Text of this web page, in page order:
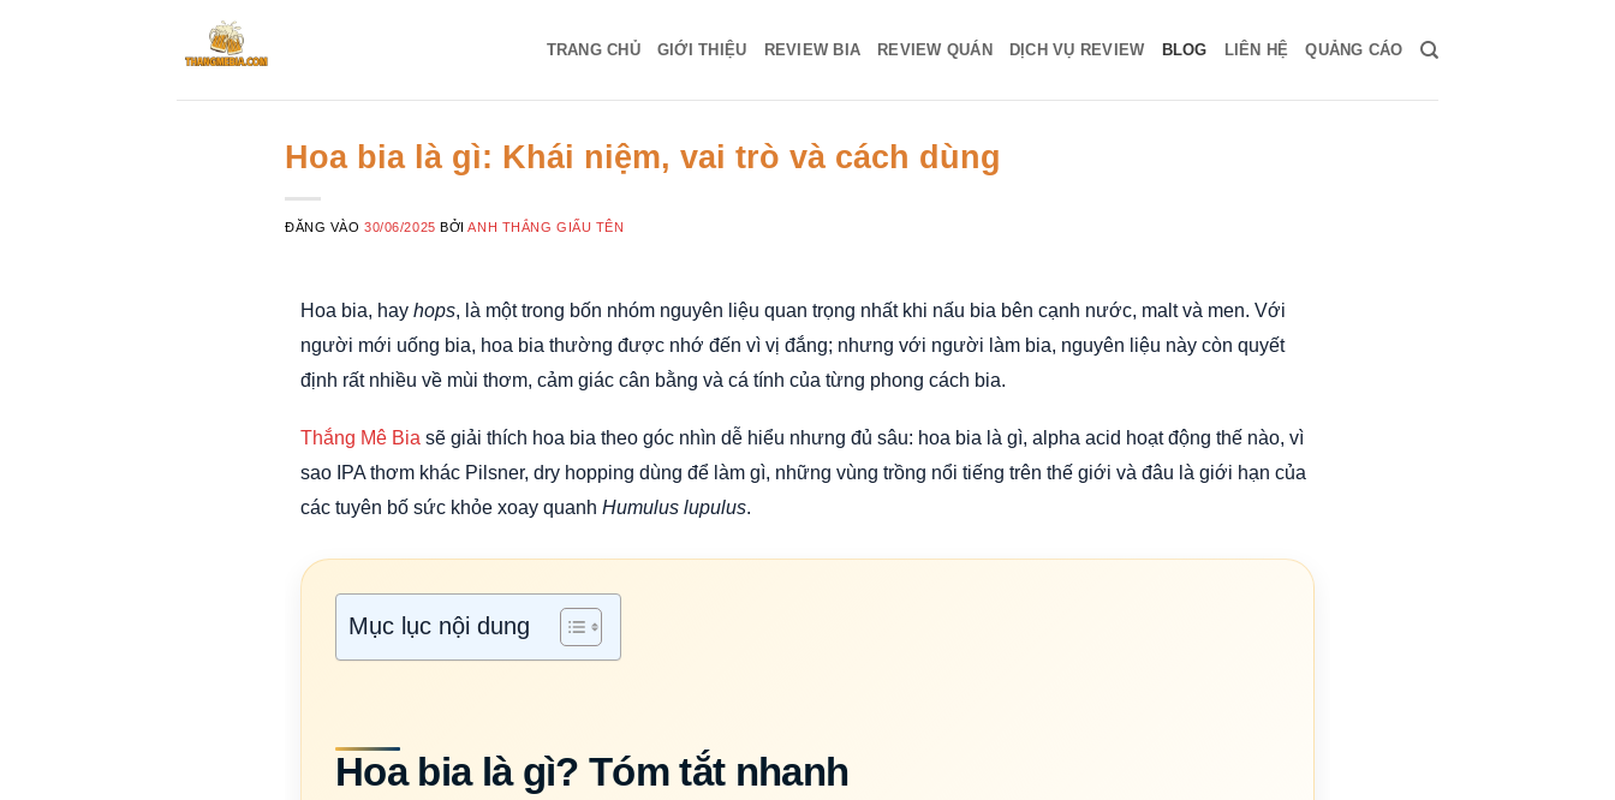
TRANG CHỦ GIỚI THIỆU REVIEW BIA REVIEW QUÁN DỊCH VỤ REVIEW BLOG LIÊN HỆ QUẢNG CÁO
Hoa bia là gì: Khái niệm, vai trò và cách dùng
ĐĂNG VÀO30/06/2025 BỞIANH THẮNG GIẤU TÊN
Hoa bia, hay hops, là một trong bốn nhóm nguyên liệu quan trọng nhất khi nấu bia bên cạnh nước, malt và men. Với
người mới uống bia, hoa bia thường được nhớ đến vì vị đắng; nhưng với người làm bia, nguyên liệu này còn quyết
định rất nhiều về mùi thơm, cảm giác cân bằng và cá tính của từng phong cách bia.
Thắng Mê Bia sẽ giải thích hoa bia theo góc nhìn dễ hiểu nhưng đủ sâu: hoa bia là gì, alpha acid hoạt động thế nào, vì
sao IPA thơm khác Pilsner, dry hopping dùng để làm gì, những vùng trồng nổi tiếng trên thế giới và đâu là giới hạn của
các tuyên bố sức khỏe xoay quanh Humulus lupulus.
Mục lục nội dung
Hoa bia là gì? Tóm tắt nhanh